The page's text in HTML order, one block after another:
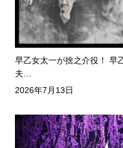
早乙女太一が捨之介役！ 早
夫…
2026年7月13日